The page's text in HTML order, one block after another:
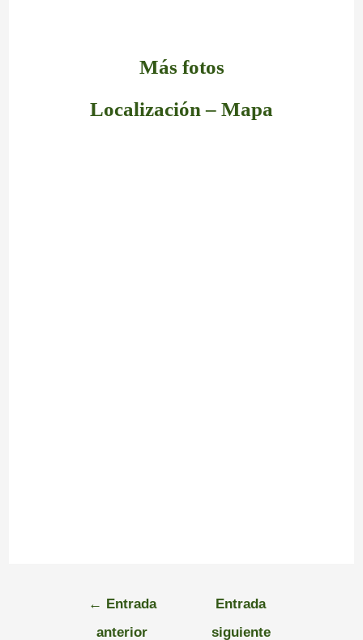
Más fotos
Localización – Mapa
← Entrada
anterior
Entrada
siguiente